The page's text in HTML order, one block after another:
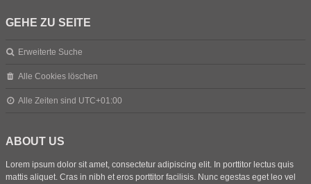
GEHE ZU SEITE
Erweiterte Suche
Alle Cookies löschen
Alle Zeiten sind UTC+01:00
ABOUT US
Lorem ipsum dolor sit amet, consectetur adipiscing elit. In porttitor lectus quis
mattis aliquet. Cras in nibh et eros porttitor facilisis. Nunc egestas eget leo vel